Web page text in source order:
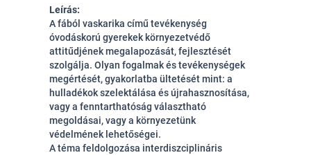
Leírás:
A fából vaskarika című tevékenység
óvodáskorú gyerekek környezetvédő
attitűdjének megalapozását, fejlesztését
szolgálja. Olyan fogalmak és tevékenységek
megértését, gyakorlatba ültetését mint: a
hulladékok szelektálása és újrahasznosítása,
vagy a fenntarthatóság választható
megoldásai, vagy a környezetünk
védelmének lehetőségei.
A téma feldolgozása interdiszciplináris